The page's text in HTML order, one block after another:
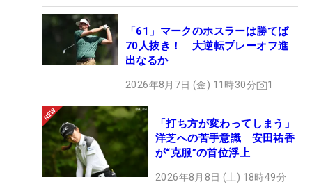
「61」マークのホスラーは勝てば
70人抜き！ 大逆転プレーオフ進
出なるか
2026年8月7日 (金) 11時30分 1
「打ち方が変わってしまう」
洋芝への苦手意識 安田祐香
が“克服”の首位浮上
2026年8月8日 (土) 18時49分